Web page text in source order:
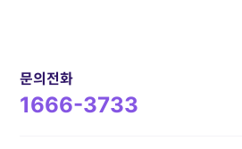
문의전화
1666-3733